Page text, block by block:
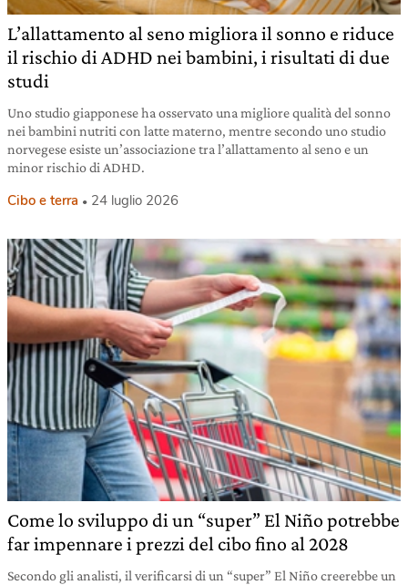
L’allattamento al seno migliora il sonno e riduce
il rischio di ADHD nei bambini, i risultati di due
studi
Uno studio giapponese ha osservato una migliore qualità del sonno
nei bambini nutriti con latte materno, mentre secondo uno studio
norvegese esiste un’associazione tra l’allattamento al seno e un
minor rischio di ADHD.
Cibo e terra 24 luglio 2026
Come lo sviluppo di un “super” El Niño potrebbe
far impennare i prezzi del cibo fino al 2028
Secondo gli analisti, il verificarsi di un “super” El Niño creerebbe un